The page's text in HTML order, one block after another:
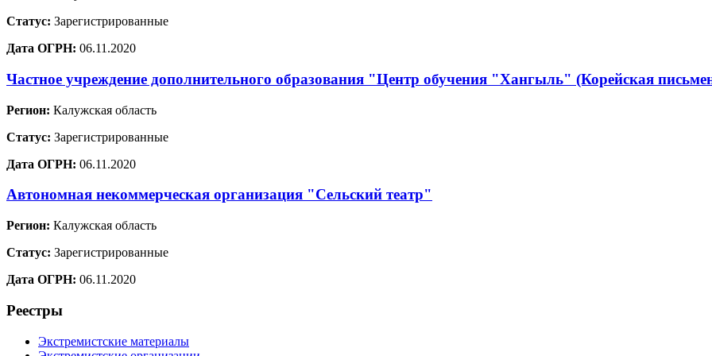
Статус: Зарегистрированные
Дата ОГРН: 06.11.2020
Частное учреждение дополнительного образования "Центр обучения "Хангыль" (Корейская
Регион: Калужская область
Статус: Зарегистрированные
Дата ОГРН: 06.11.2020
Автономная некоммерческая организация "Сельский театр"
Регион: Калужская область
Статус: Зарегистрированные
Дата ОГРН: 06.11.2020
Реестры
Экстремистские материалы